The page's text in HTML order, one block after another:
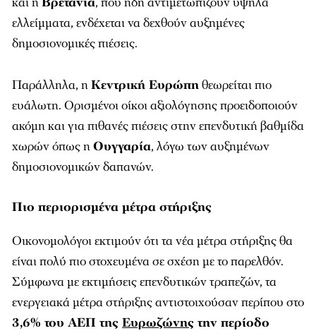
ελλείμματα, ενδέχεται να δεχθούν αυξημένες
δημοσιονομικές πιέσεις.
Παράλληλα, ηΚεντρική Ευρώπηθεωρείται πιο
ευάλωτη. Ορισμένοι οίκοι αξιολόγησης προειδοποιούν
ακόμη και για πιθανές πιέσεις στην επενδυτική βαθμίδα
χωρών όπως ηΟυγγαρία, λόγω των αυξημένων
δημοσιονομικών δαπανών.
Πιο περιορισμένα μέτρα στήριξης
Οικονομολόγοι εκτιμούν ότι τα νέα μέτρα στήριξης θα
είναι πολύ πιο στοχευμένα σε σχέση με το παρελθόν.
Σύμφωνα με εκτιμήσεις επενδυτικών τραπεζών, τα
ενεργειακά μέτρα στήριξης αντιστοιχούσαν περίπου στο
3,6% του ΑΕΠ της Ευρωζώνης την περίοδο